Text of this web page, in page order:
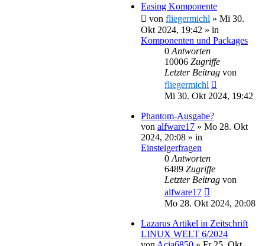
Easing Komponente
von fliegermichl » Mi 30.
Okt 2024, 19:42 » in
Komponenten und Packages
0 Antworten
10006 Zugriffe
Letzter Beitrag von
fliegermichl
Mi 30. Okt 2024, 19:42
Phantom-Ausgabe?
von alfware17 » Mo 28. Okt
2024, 20:08 » in
Einsteigerfragen
0 Antworten
6489 Zugriffe
Letzter Beitrag von
alfware17
Mo 28. Okt 2024, 20:08
Lazarus Artikel in Zeitschrift
LINUX WELT 6/2024